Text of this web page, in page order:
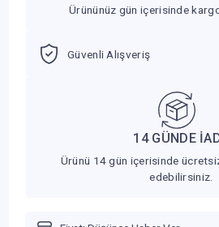
Ürününüz gün içerisinde
Güvenli Alışveriş
14 GÜNDE
Ürünü 14 gün içerisinde
edebilirsiniz.